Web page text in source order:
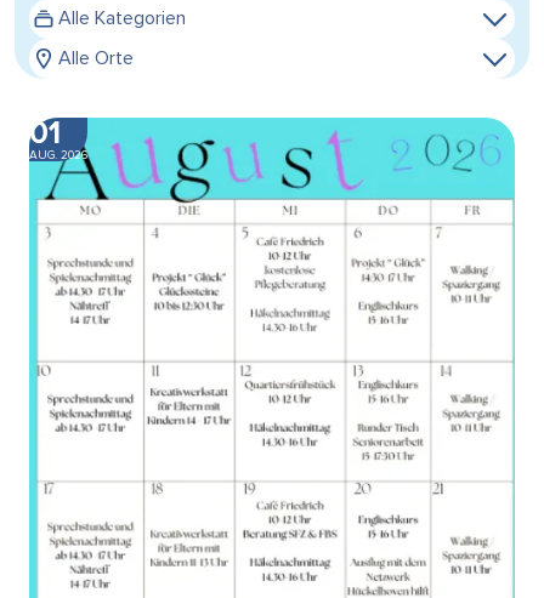
Alle Kategorien
Alle Orte
01
AUG. 2026